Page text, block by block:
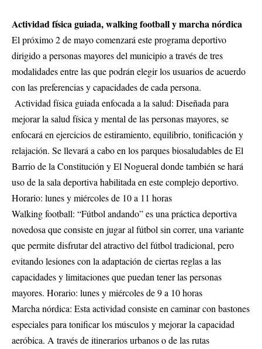
Actividad física guiada, walking football y marcha nórdica
El próximo 2 de mayo comenzará este programa deportivo
dirigido a personas mayores del municipio a través de tres
modalidades entre las que podrán elegir los usuarios de acuerdo
con las preferencias y capacidades de cada persona.
Actividad física guiada enfocada a la salud: Diseñada para
mejorar la salud física y mental de las personas mayores, se
enfocará en ejercicios de estiramiento, equilibrio, tonificación y
relajación. Se llevará a cabo en los parques biosaludables de El
Barrio de la Constitución y El Nogueral donde también se hará
uso de la sala deportiva habilitada en este complejo deportivo.
Horario: lunes y miércoles de 10 a 11 horas
Walking football: “Fútbol andando” es una práctica deportiva
novedosa que consiste en jugar al fútbol sin correr, una variante
que permite disfrutar del atractivo del fútbol tradicional, pero
evitando lesiones con la adaptación de ciertas reglas a las
capacidades y limitaciones que puedan tener las personas
mayores. Horario: lunes y miércoles de 9 a 10 horas
Marcha nórdica: Esta actividad consiste en caminar con bastones
especiales para tonificar los músculos y mejorar la capacidad
aeróbica. A través de itinerarios urbanos o de las rutas